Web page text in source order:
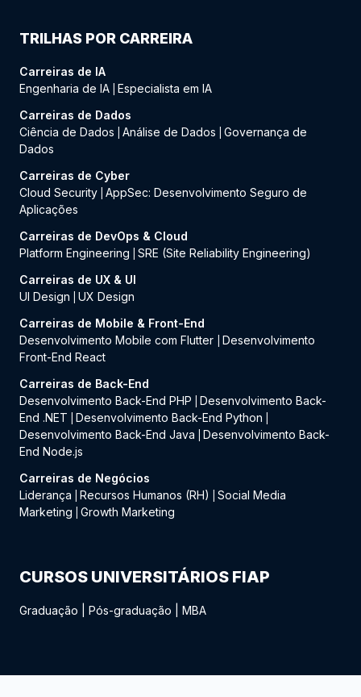
TRILHAS POR CARREIRA
Carreiras de IA
Engenharia de IA Especialista em IA
Carreiras de Dados
Ciência de Dados
Análise de Dados
Governança de
Dados
Carreiras de Cyber
Cloud Security AppSec: Desenvolvimento Seguro de
Aplicações
Carreiras de DevOps & Cloud
Platform Engineering
SRE (Site Reliability Engineering)
Carreiras de UX & UI
UI Design
UX Design
Carreiras de Mobile & Front-End
Desenvolvimento Mobile com Flutter
Desenvolvimento
Front-End React
Carreiras de Back-End
Desenvolvimento Back-End PHP
Desenvolvimento Back-
End .NET
Desenvolvimento Back-End Python
Desenvolvimento Back-End Java
Desenvolvimento Back-
End Node.js
Carreiras de Negócios
Liderança
Recursos Humanos (RH)
Social Media
Marketing
Growth Marketing
CURSOS UNIVERSITÁRIOS FIAP
Graduação Pós-graduação MBA